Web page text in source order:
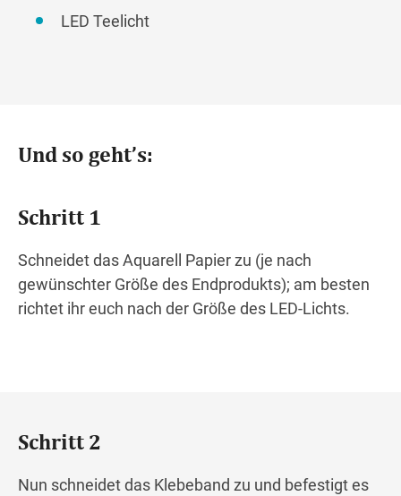
LED Teelicht
Und so geht’s:
Schritt 1
Schneidet das Aquarell Papier zu (je nach
gewünschter Größe des Endprodukts); am besten
richtet ihr euch nach der Größe des LED-Lichts.
Schritt 2
Nun schneidet das Klebeband zu und befestigt es